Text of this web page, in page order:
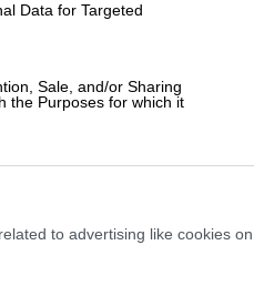
Data for Targeted
Sale, and/or Sharing
the Purposes for which it
to advertising like cookies on
Βορίδηςκαι ο
κοινό του
τη συγκυρία
το οποίο
Η
προς άλλα
και αφού
την πολιτική